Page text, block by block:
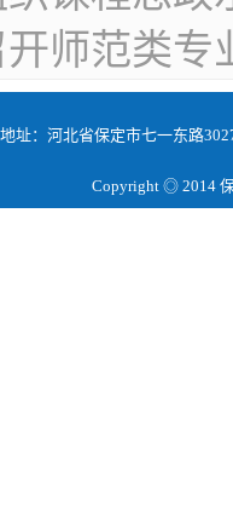
师范类专
地址：河北省保定市七一东路
Copyright ◎ 2014